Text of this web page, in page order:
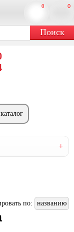
0
0
по: названию